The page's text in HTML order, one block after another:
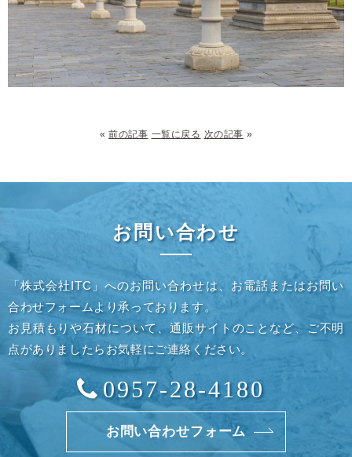
«前の記事 一覧に戻る 次の記事 »
お問い合わせ
「株式会社ITC」へのお問い合わせは、お電話またはお問い
合わせフォームより承っております。
お見積もりや石材について、通販サイトのことなど、ご不明
点がありましたらお気軽にご連絡ください。
0957-28-4180
お問い合わせフォーム